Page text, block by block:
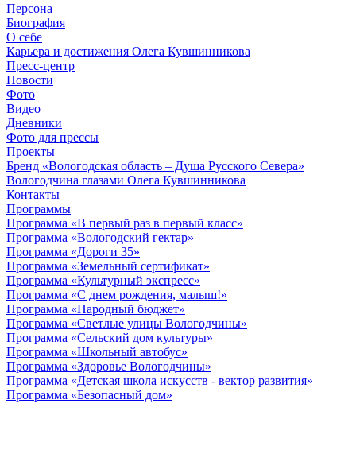
Персона
Биография
О себе
Карьера и достижения Олега Кувшинникова
Пресс-центр
Новости
Фото
Видео
Дневники
Фото для прессы
Проекты
Бренд «Вологодская область – Душа Русского Севера»
Вологодчина глазами Олега Кувшинникова
Контакты
Программы
Программа «В первый раз в первый класс»
Программа «Вологодский гектар»
Программа «Дороги 35»
Программа «Земельный сертификат»
Программа «Культурный экспресс»
Программа «С днем рождения, малыш!»
Программа «Народный бюджет»
Программа «Светлые улицы Вологодчины»
Программа «Сельский дом культуры»
Программа «Школьный автобус»
Программа «Здоровье Вологодчины»
Программа «Детская школа искусств - вектор развития»
Программа «Безопасный дом»